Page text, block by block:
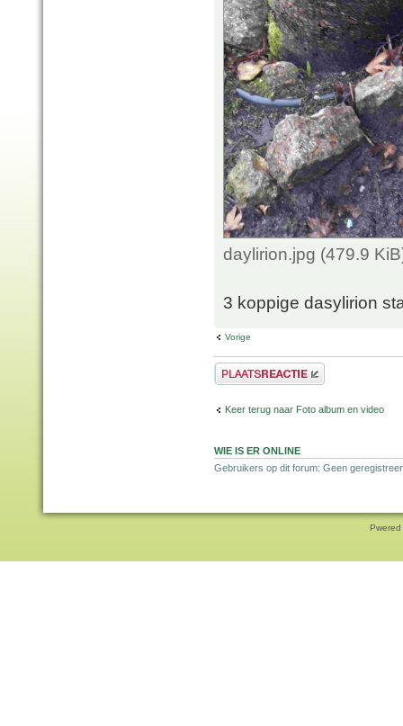
daylirion.jpg (479.9
3 koppige dasylirion
Vorige
Plaats een reactie
Keer terug naar Foto album en video
WIE IS ER ONLINE
Gebruikers op dit forum: Geen